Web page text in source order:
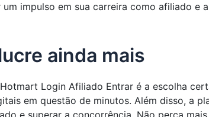
impulso em sua carreira como afiliado e
ainda mais
Login Afiliado Entrar é a escolha
em questão de minutos. Além disso, a
e superar a concorrência. Não perca